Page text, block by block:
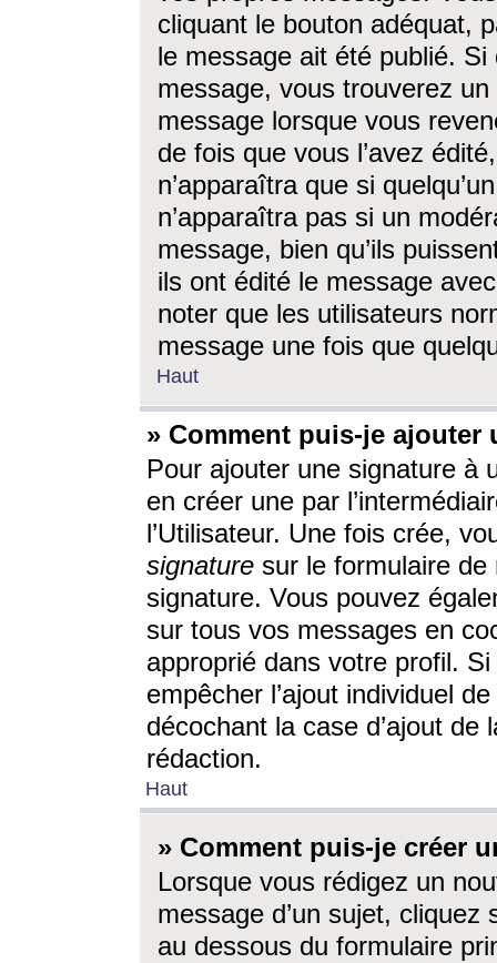
cliquant le bouton adéquat,
le message ait été publié. Si
message, vous trouverez
message lorsque vous
de fois que vous l’avez
n’apparaîtra que si
n’apparaîtra pas si un
message, bien qu’ils
ils ont édité le message
noter que les utilisateurs
message une fois que
Haut
» Comment puis-je ajouter
Pour ajouter une signature à
en créer une par
l’Utilisateur. Une fois crée,
signature sur le formulaire de
signature. Vous pouvez
sur tous vos messages en
approprié dans votre profil.
empêcher l’ajout individuel
décochant la case d’ajout
rédaction.
Haut
» Comment puis-je créer
Lorsque vous rédigez un
message d’un sujet, cliquez
au dessous du formulaire